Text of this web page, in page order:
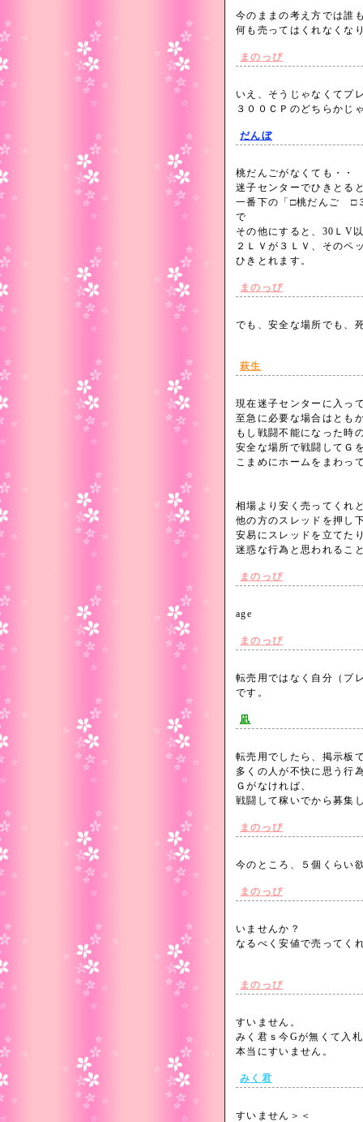
今のままの考え方では誰
何も売ってはくれなく
まのっぴ
いえ、そうじゃなくてプ
３００ＣＰのどちらか
だんぼ
桃だんごがなくても・・
迷子センターでひきとる
一番下の「□桃だんご □
で
その他にすると、30ＬV
２ＬＶが３ＬＶ、そのペ
ひきとれます。
まのっぴ
でも、安全な場所でも、
萩生
現在迷子センターに入っ
至急に必要な場合はとも
もし戦闘不能になった時
安全な場所で戦闘してＧ
こまめにホームをまわっ
相場より安く売ってくれ
他の方のスレッドを押し
安易にスレッドを立てた
迷惑な行為と思われる
まのっぴ
age
まのっぴ
転売用ではなく自分（プ
です。
凪
転売用でしたら、掲示板
多くの人が不快に思う行
Ｇがなければ、
戦闘して稼いでから募
まのっぴ
今のところ、５個くら
まのっぴ
いませんか？
なるべく安値で売ってく
まのっぴ
すいません。
みく君ｓ今Gが無くて入
本当にすいません。
みく君
すいません＞＜